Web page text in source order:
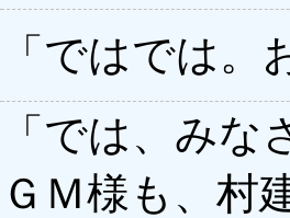
「ではでは。
「では、み
ＧＭ様も、村